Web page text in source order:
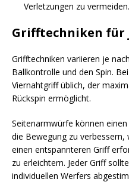
Verletzungen zu vermeiden.
Grifftechniken für
Grifftechniken variieren je
Ballkontrolle und den Spin.
Viernahtgriff üblich, der
Rückspin ermöglicht.
Seitenarmwürfe können
die Bewegung zu
einen entspannteren Griff
zu erleichtern. Jeder Griff sollte
individuellen Werfers